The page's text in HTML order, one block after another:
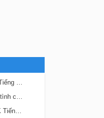
Bài 22 Đọc mở rộng trang 111 SGK Tiếng Việt 5 Kết nối tri thức tập 2
Bài 22 Luyện viết đoạn văn thể hiện tình cảm, cảm xúc về một sự việc trang 111 SGK Tiếng Việt 5 Kết nối tri thức tập 2
Bài 22 Bộ đội về làng trang 109 SGK Tiếng Việt 5 Kết nối tri thức tập 2